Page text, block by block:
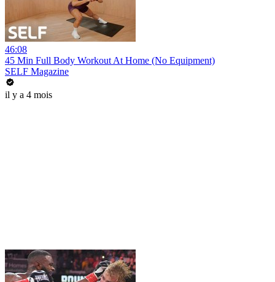
46:08
45 Min Full Body Workout At Home (No Equipment)
SELF Magazine
il y a 4 mois